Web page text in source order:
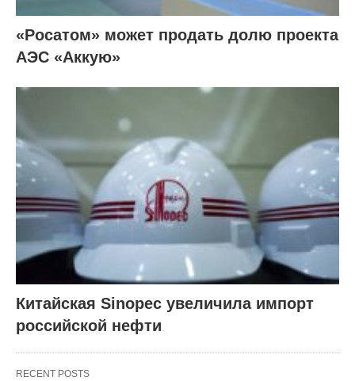
«Росатом» может продать долю проекта
АЭС «Аккую»
Китайская Sinopec увеличила импорт
российской нефти
RECENT POSTS